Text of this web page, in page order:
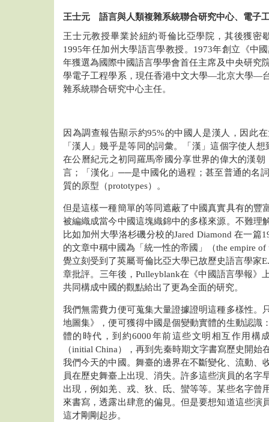
王士元 語言與人類複雜系統聯合研究中心、電子
王士元教授畢業於紐約哥倫比亞學院，其後獲密
1995年任加州大學語言學教授。1973年創立《中
年獲選為國際中國語言學學會首任主席及中央研究
學電子工程學系，現任香港中文大學―北京大學―
雜系統聯合研究中心主任。
因為調查報告顯示約95%的中國人是漢人，因此
「漢人」幾乎是等同的詞彙。「漢」這個字使人
在公曆紀元之初同羅馬帝國分享世界的偉大的漢
言；「漢化」──是中國化的過程；甚至普通的名
質的原型（prototypes）。
但是這樣一種簡單的等同遮蔽了中國真實具有的豐
被編織成當今中國這塊織錦中的多樣來源。不難理
比如加州大學洛杉磯分校的Jared Diamond 在一篇
的文章中稱中國為「統一性的帝國」（the empire
覺立刻受到了英屬哥倫比亞大學已故歷史語言學家
章批評。三年後，Pulleyblank在《中國語言學報》
共同構成中國的觀點給出了更為全面的研究。
我們無需費力便可蒐集大量證據證明這種多樣性。
地圖集》，便可獲得中國是個變動實體的生動認識
體的時代，到約6000年前這些文明相互作用構
（initial China），再到先秦時期文字書寫歷史開
我們今天的中國。舞臺的邊界在不斷變化、流動、
員在歷史舞臺上出現、消失。許多這些演員的名字
出現，例如羌、戎、狄、氐、蠻等等。某些名字曾
來書寫，透露出肆意的偏見。但是要想知道這些演
這才剛剛起步。